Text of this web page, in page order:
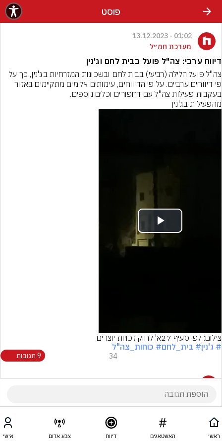
פוסט
01:02 - 13.12.2023
מערכת חמ״ל
דיווח ערבי: צה"ל פועל בבית לחם וג'נין
צה"ל פועל הלילה (רביעי) בבית לחם ובשכונות המזרחיות בג'נין, כך על
פי דיווחים ערביים. על פי הדיווחים, עימותים אלימים מתקיימים באזור
בעקבות פעילות צה"ל עם דחפורים וכלים נוספים.
מהפעילות בג'נין
Play
Video
צילום: לפי סעיף 27א' לחוק זכויות יוצרים
# ג'נין# בית_לחם# כוחות_צה"ל
34 9 תגובות
ראשי האשטאגים דיווח צבע אדום אישי